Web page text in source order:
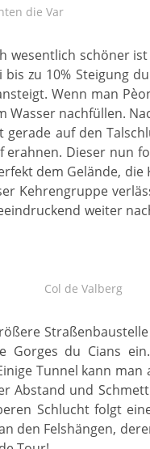
die Var
wesentlich schöner
zu 10% Steigung
Wenn man
Wasser nachfüllen.
auf den
erahnen. Dieser nun
dem Gelände, die
Kehrengruppe
weiter
Col de Valberg
du Cians
Tunnel kann man
Abstand und
Schlucht folgt
den Felshängen,